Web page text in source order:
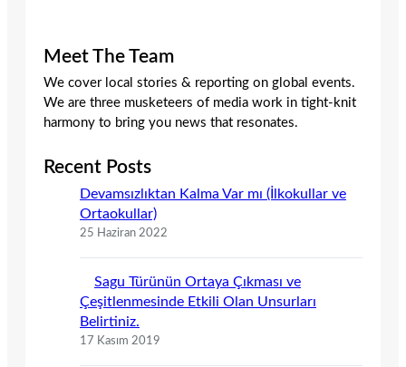
Meet The Team
We cover local stories & reporting on global events.
We are three musketeers of media work in tight-knit
harmony to bring you news that resonates.
Recent Posts
Devamsızlıktan Kalma Var mı (İlkokullar ve
Ortaokullar)
25 Haziran 2022
Sagu Türünün Ortaya Çıkması ve
Çeşitlenmesinde Etkili Olan Unsurları
Belirtiniz.
17 Kasım 2019